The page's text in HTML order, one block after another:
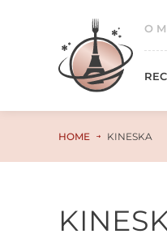
O
HOME KINESKA